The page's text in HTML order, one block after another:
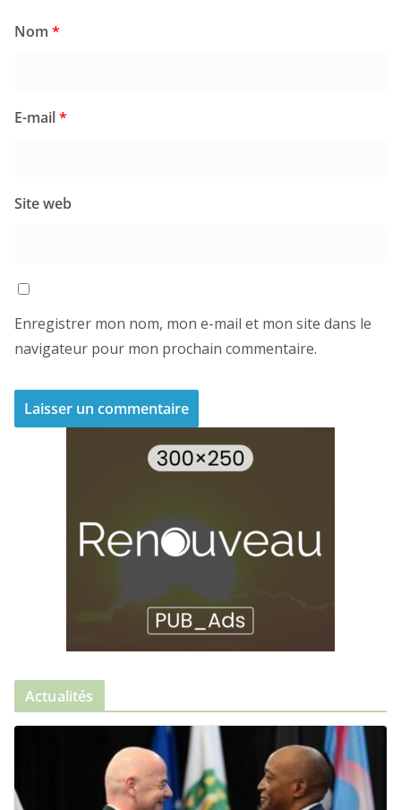
Nom *
E-mail*
Site web
Enregistrer mon nom, mon e-mail et mon site dans le
navigateur pour mon prochain commentaire.
Actualités